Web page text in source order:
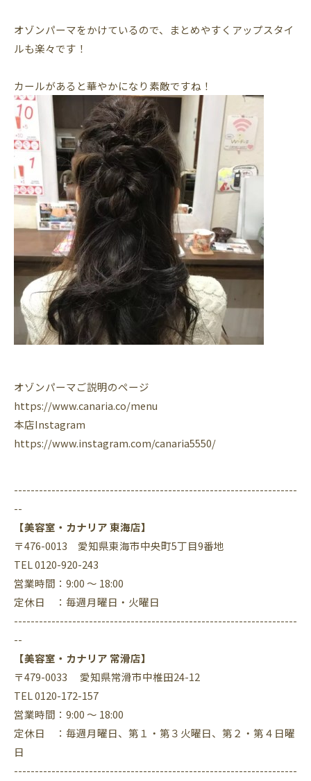
オゾンパーマをかけているので、まとめやすくアップスタイ
ルも楽々です！
カールがあると華やかになり素敵ですね！
オゾンパーマご説明のページ
https://www.canaria.co/menu
本店Instagram
https://www.instagram.com/canaria5550/
--------------------------------------------------------------------
--
【美容室・カナリア 東海店】
〒476-0013 愛知県東海市中央町5丁目9番地
TEL 0120-920-243
営業時間：9:00 ～ 18:00
定休日 ：毎週月曜日・火曜日
--------------------------------------------------------------------
--
【美容室・カナリア 常滑店】
〒479-0033 愛知県常滑市中椎田24-12
TEL 0120-172-157
営業時間：9:00 ～ 18:00
定休日 ：毎週月曜日、第１・第３火曜日、第２・第４日曜
日
--------------------------------------------------------------------